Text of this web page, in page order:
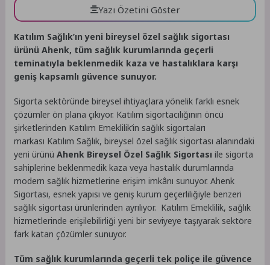
Yazı Özetini Göster
Katılım Sağlık’ın yeni bireysel özel sağlık sigortası
ürünü Ahenk, tüm sağlık kurumlarında geçerli
teminatıyla beklenmedik kaza ve hastalıklara karşı
geniş kapsamlı güvence sunuyor.
Sigorta sektöründe bireysel ihtiyaçlara yönelik farklı esnek
çözümler ön plana çıkıyor. Katılım sigortacılığının öncü
şirketlerinden Katılım Emeklilik’in sağlık sigortaları
markası Katılım Sağlık, bireysel özel sağlık sigortası alanındaki
yeni ürünüAhenk Bireysel Özel Sağlık Sigortasıile sigorta
sahiplerine beklenmedik kaza veya hastalık durumlarında
modern sağlık hizmetlerine erişim imkânı sunuyor. Ahenk
Sigortası, esnek yapısı ve geniş kurum geçerliliğiyle benzeri
sağlık sigortası ürünlerinden ayrılıyor. Katılım Emeklilik, sağlık
hizmetlerinde erişilebilirliği yeni bir seviyeye taşıyarak sektöre
fark katan çözümler sunuyor.
Tüm sağlık kurumlarında geçerli tek poliçe ile güvence